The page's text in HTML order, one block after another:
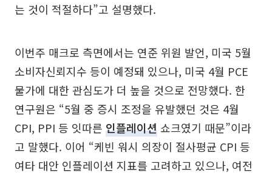
는 것이 적절하다”고 설명했다.
이번주 매크로 측면에서는 연준 위원 발언, 미국 5월
소비자신뢰지수 등이 예정돼 있으나, 미국 4월 PCE
물가에 대한 관심도가 더 높을 것으로 전망했다. 한
연구원은 “5월 중 증시 조정을 유발했던 것은 4월
CPI, PPI 등 잇따른 인플레이션 쇼크였기 때문”이라
고 말했다. 이어 “케빈 워시 의장이 절사평균 CPI 등
여타 대안 인플레이션 지표를 고려하고 있으나, 여전